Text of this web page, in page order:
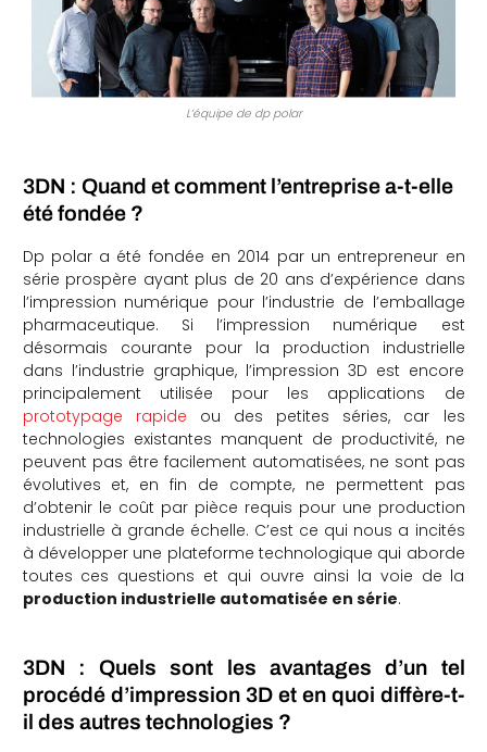
L’équipe de dp polar
3DN : Quand et comment l’entreprise a-t-elle
été fondée ?
Dp polar a été fondée en 2014 par un entrepreneur en
série prospère ayant plus de 20 ans d’expérience dans
l’impression numérique pour l’industrie de l’emballage
pharmaceutique. Si l’impression numérique est
désormais courante pour la production industrielle
dans l’industrie graphique, l’impression 3D est encore
principalement utilisée pour les applications de
prototypage rapide ou des petites séries, car les
technologies existantes manquent de productivité, ne
peuvent pas être facilement automatisées, ne sont pas
évolutives et, en fin de compte, ne permettent pas
d’obtenir le coût par pièce requis pour une production
industrielle à grande échelle. C’est ce qui nous a incités
à développer une plateforme technologique qui aborde
toutes ces questions et qui ouvre ainsi la voie de la
production industrielle automatisée en série.
3DN : Quels sont les avantages d’un tel
procédé d’impression 3D et en quoi diffère-t-
il des autres technologies ?